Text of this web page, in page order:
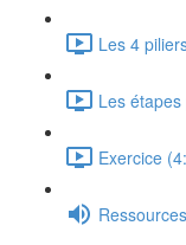
Les 4
Les
Exercice
Ressources